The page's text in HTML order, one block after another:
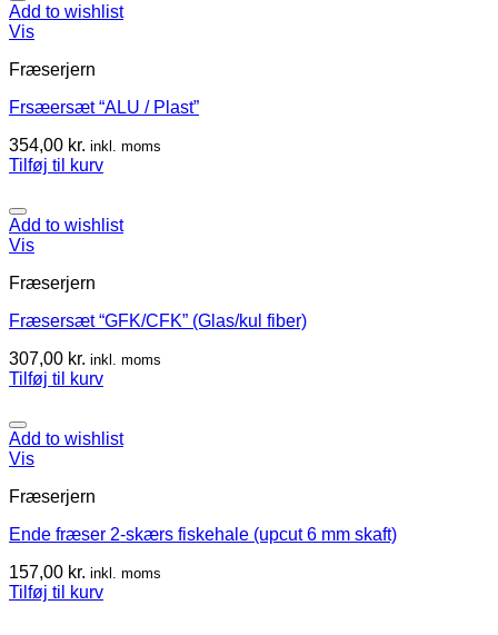
Add to wishlist
Vis
Fræserjern
Frsæersæt “ALU / Plast”
354,00 kr. inkl. moms
Tilføj til kurv
Add to wishlist
Vis
Fræserjern
Fræsersæt “GFK/CFK” (Glas/kul fiber)
307,00 kr. inkl. moms
Tilføj til kurv
Add to wishlist
Vis
Fræserjern
Ende fræser 2-skærs fiskehale (upcut 6 mm skaft)
157,00 kr. inkl. moms
Tilføj til kurv